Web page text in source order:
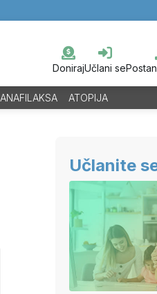
DonirajUčlani se
ANAFILAKSA ATOPIJA
Učlanite